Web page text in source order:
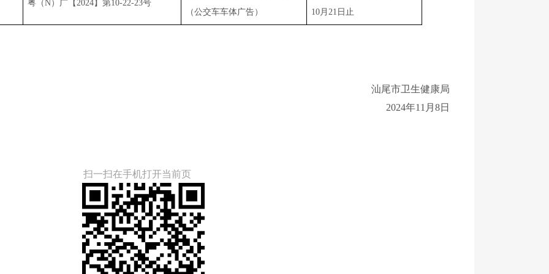
粤（N）广【2024】第10-22-23号
（公交车车体广告）
10月21日止
汕尾市卫生健康局
2024年11月8日
扫一扫在手机打开当前页